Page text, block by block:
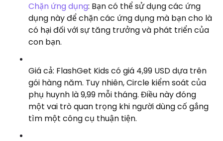
Chặn ứng dụng: Bạn có thể sử dụng các ứng
dụng này để chặn các ứng dụng mà bạn cho là
có hại đối với sự tăng trưởng và phát triển của
con bạn.
Giá cả: FlashGet Kids có giá 4,99 USD dựa trên
gói hàng năm. Tuy nhiên, Circle kiểm soát của
phụ huynh là 9,99 mỗi tháng. Điều này đóng
một vai trò quan trọng khi người dùng cố gắng
tìm một công cụ thuận tiện.